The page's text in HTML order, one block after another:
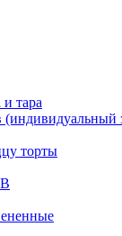
тара
(индивидуальный
торты